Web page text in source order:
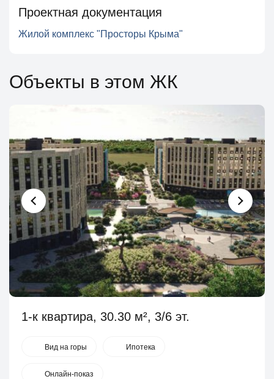
Проектная документация
Жилой комплекс "Просторы Крыма"
Объекты в этом ЖК
1-к квартира, 30.30 м², 3/6 эт.
Вид на горы Ипотека
Онлайн-показ